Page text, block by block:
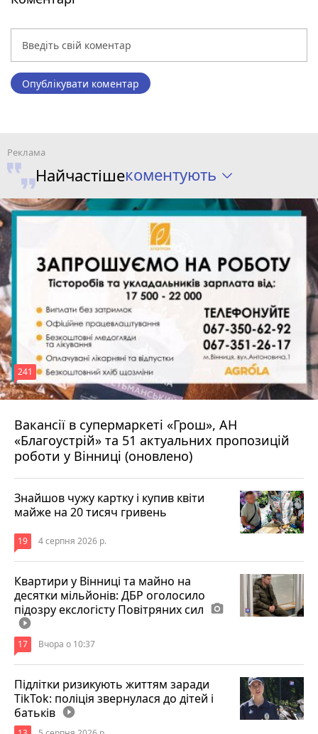
Опублікувати коментар
Найчастішекоментують
Вакансії в супермаркеті «Грош», АН
«Благоустрій» та 51 актуальних пропозицій
роботи у Вінниці (оновлено)
241
4 серпня 2026 р.
Знайшов чужу картку і купив квіти
майже на 20 тисяч гривень
19 4 серпня 2026 р.
Квартири у Вінниці та майно на
десятки мільйонів: ДБР оголосило
підозру екслогісту Повітряних сил photo_camera
play_circle_filled
17 Вчора о 10:37
Підлітки ризикують життям заради
TikTok: поліція звернулася до дітей і
батьків play_circle_filled